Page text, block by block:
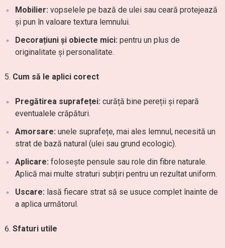
Mobilier: vopselele pe bază de ulei sau ceară protejează
și pun în valoare textura lemnului.
Decorațiuni și obiecte mici: pentru un plus de
originalitate și personalitate.
Cum să le aplici corect
Pregătirea suprafeței: curăță bine pereții și repară
eventualele crăpături.
Amorsare: unele suprafețe, mai ales lemnul, necesită un
strat de bază natural (ulei sau grund ecologic).
Aplicare: folosește pensule sau role din fibre naturale.
Aplică mai multe straturi subțiri pentru un rezultat uniform.
Uscare: lasă fiecare strat să se usuce complet înainte de
a aplica următorul.
Sfaturi utile